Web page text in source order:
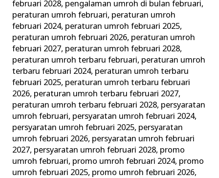
februari 2028, pengalaman umroh di bulan februari,
peraturan umroh februari, peraturan umroh
februari 2024, peraturan umroh februari 2025,
peraturan umroh februari 2026, peraturan umroh
februari 2027, peraturan umroh februari 2028,
peraturan umroh terbaru februari, peraturan umroh
terbaru februari 2024, peraturan umroh terbaru
februari 2025, peraturan umroh terbaru februari
2026, peraturan umroh terbaru februari 2027,
peraturan umroh terbaru februari 2028, persyaratan
umroh februari, persyaratan umroh februari 2024,
persyaratan umroh februari 2025, persyaratan
umroh februari 2026, persyaratan umroh februari
2027, persyaratan umroh februari 2028, promo
umroh februari, promo umroh februari 2024, promo
umroh februari 2025, promo umroh februari 2026,